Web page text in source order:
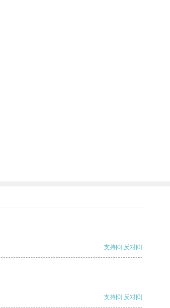
支持[0] 反对[0]
支持[0] 反对[0]